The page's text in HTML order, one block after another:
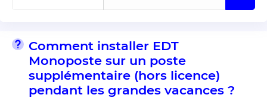
Comment installer EDT
Monoposte sur un poste
supplémentaire (hors licence)
pendant les grandes vacances ?